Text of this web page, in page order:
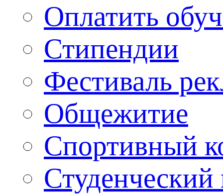
Оплатить
Стипендии
Фестиваль
Общежитие
Спортивный
Студенческий